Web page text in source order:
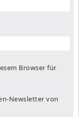
Browser für
Newsletter von